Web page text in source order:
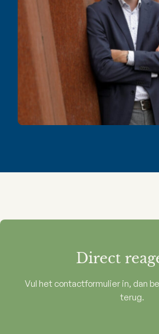
Direct
Vul het contactformulier in, dan
terug.